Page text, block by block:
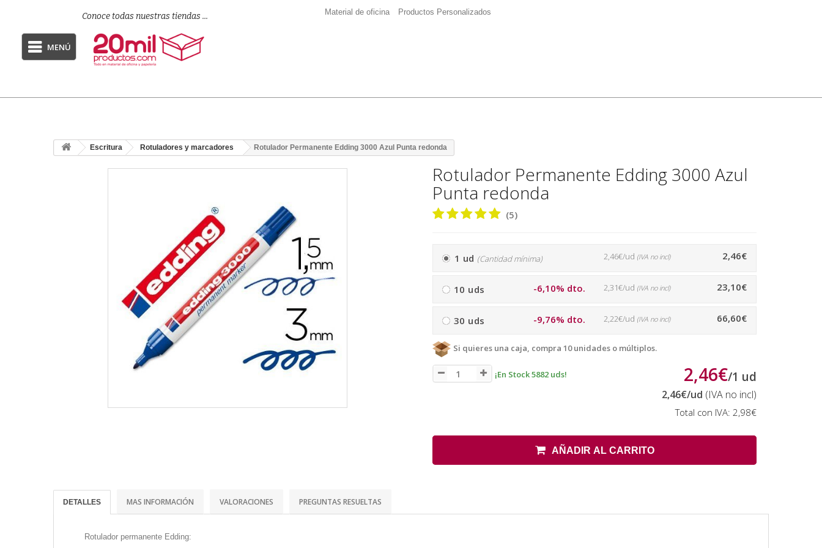
Conoce todas nuestras tiendas ... Material de oficina Productos Personalizados
MENÚ
Escritura Rotuladores y marcadores Rotulador Permanente Edding 3000 Azul Punta redonda
Rotulador Permanente Edding 3000 Azul
Punta redonda
(5)
1 ud (Cantidad mínima) 2,46€
2,46€/ud (IVA no incl)
10 uds -6,10% dto. 23,10€
2,31€/ud (IVA no incl)
30 uds -9,76% dto. 66,60€
2,22€/ud (IVA no incl)
Si quieres una caja, compra 10 unidades o múltiplos.
¡En Stock 5882 uds! 2,46€/1 ud
2,46€/ud (IVA no incl)
Total con IVA: 2,98€
AÑADIR AL CARRITO
DETALLES MAS INFORMACIÓN VALORACIONES PREGUNTAS RESUELTAS
Rotulador permanente Edding: